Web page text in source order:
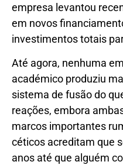
empresa levantou
em novos
investimentos totais
Até agora, nenhuma
académico produziu
sistema de fusão do
reações, embora
marcos importantes
céticos acreditam que
anos até que alguém